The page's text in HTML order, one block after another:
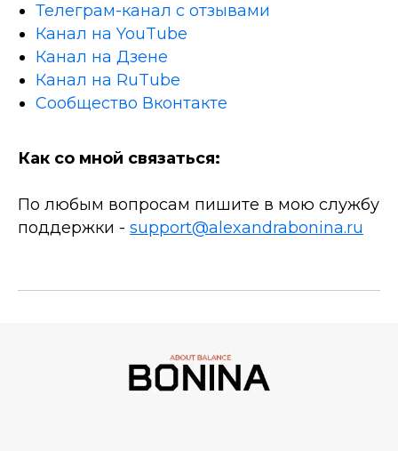
Телеграм-канал с отзывами
Канал на YouTube
Канал на Дзене
Канал на RuTube
Сообщество Вконтакте
Как со мной связаться:
По любым вопросам пишите в мою службу
поддержки - support@alexandrabonina.ru